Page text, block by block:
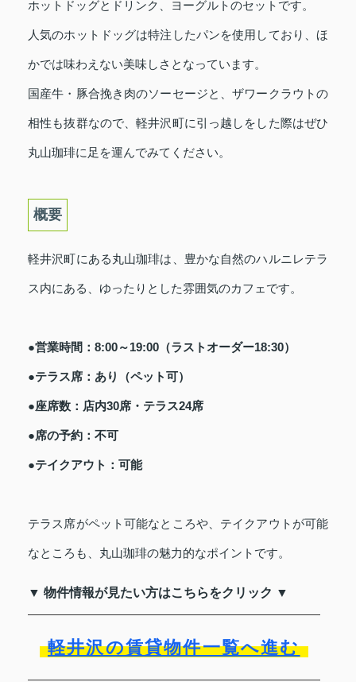
ホットドッグとドリンク、ヨーグルトのセットです。
人気のホットドッグは特注したパンを使用しており、ほ
かでは味わえない美味しさとなっています。
国産牛・豚合挽き肉のソーセージと、ザワークラウトの
相性も抜群なので、軽井沢町に引っ越しをした際はぜひ
丸山珈琲に足を運んでみてください。
概要
軽井沢町にある丸山珈琲は、豊かな自然のハルニレテラ
ス内にある、ゆったりとした雰囲気のカフェです。
●営業時間：8:00～19:00（ラストオーダー18:30）
●テラス席：あり（ペット可）
●座席数：店内30席・テラス24席
●席の予約：不可
●テイクアウト：可能
テラス席がペット可能なところや、テイクアウトが可能
なところも、丸山珈琲の魅力的なポイントです。
▼ 物件情報が見たい方はこちらをクリック ▼
軽井沢の賃貸物件一覧へ進む